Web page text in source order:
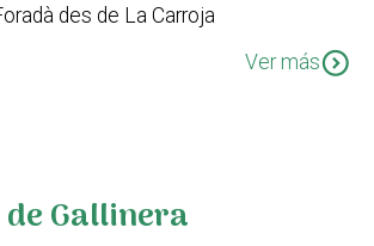
des de La Carroja
Ver másexpand_circle_down
Gallinera